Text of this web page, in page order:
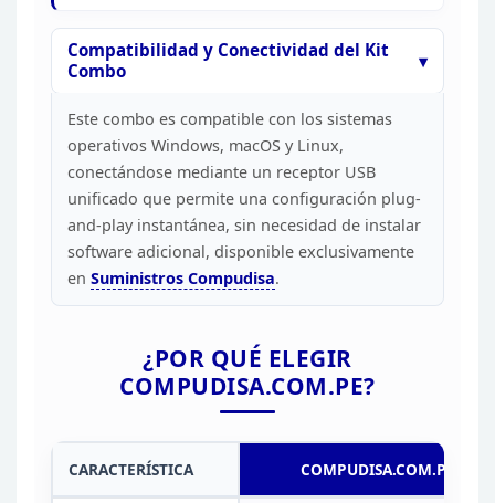
Compatibilidad y Conectividad del Kit
Combo
Este combo es compatible con los sistemas
operativos Windows, macOS y Linux,
conectándose mediante un receptor USB
unificado que permite una configuración plug-
and-playinstantánea, sin necesidad de instalar
software adicional, disponible exclusivamente
en Suministros Compudisa.
¿POR QUÉ ELEGIR
COMPUDISA.COM.PE?
CARACTERÍSTICA COMPUDISA.COM.PE